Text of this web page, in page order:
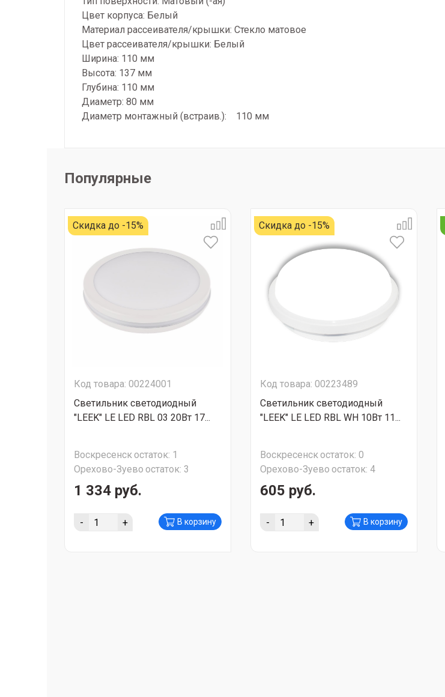
Цвет корпуса: Белый
Материал рассеивателя/крышки: Стекло матовое
Цвет рассеивателя/крышки: Белый
Ширина: 110 мм
Высота: 137 мм
Глубина: 110 мм
Диаметр: 80 мм
Диаметр монтажный (встраив.): 110 мм
Популярные
Скидка до -15%
Код товара: 00224001
Светильник светодиодный
"LEEK" LE LED RBL 03 20Вт 17...
Воскресенскостаток: 1
Орехово-Зуево остаток: 3
1 334 руб.
- + В корзину
Скидка до -15%
Код товара: 00223489
Светильник светодиодный
"LEEK" LE LED RBL WH 10Вт 11...
Воскресенскостаток: 0
Орехово-Зуево остаток: 4
605 руб.
- + В корзину